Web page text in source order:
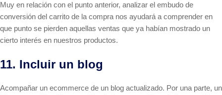
Muy en relación con el punto anterior, analizar el embudo de
conversión del carrito de la compra nos ayudará a comprender en
que punto se pierden aquellas ventas que ya habían mostrado un
cierto interés en nuestros productos.
11. Incluir un blog
Acompañar un ecommerce de un blog actualizado. Por una parte, un